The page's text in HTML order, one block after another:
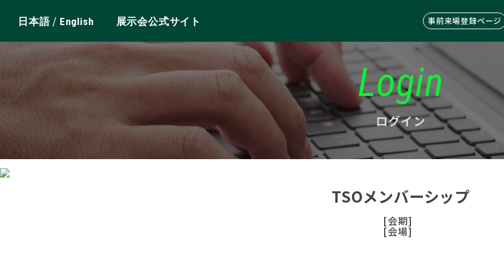
日本語/ English 展示会公式サイト 事前来場登録ページ
Login
ログイン
TSOメンバーシップ
[会期]
[会場]